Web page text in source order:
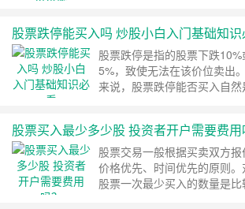
股票跌停能买入吗 炒股小白入门基础知识
股票跌停是指的股票下跌
5%，致使无法在该价位卖出
来说，股票跌停能否买入自
股票买入最少多少股 投资者开户需要费用
股票交易一般根据买卖双方
价格优先、时间优先的原则。
股票一次最少买入的数量是